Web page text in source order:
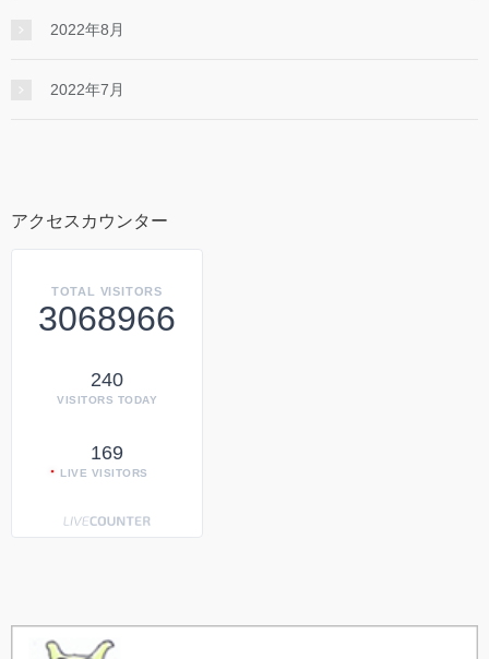
2022年8月
2022年7月
アクセスカウンター
TOTAL VISITORS
3068966
240
VISITORS TODAY
169
LIVE VISITORS